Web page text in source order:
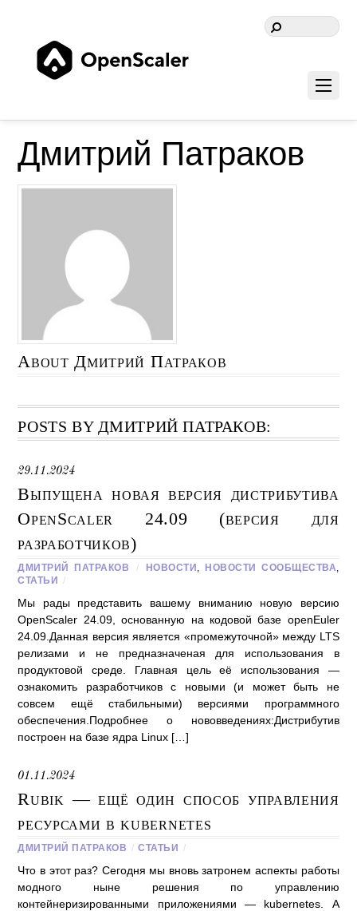
Дмитрий Патраков
AboutДмитрий Патраков
POSTS BY ДМИТРИЙ ПАТРАКОВ:
29.11.2024
Выпущена новая версия дистрибутива
OpenScaler 24.09 (версия для
разработчиков)
ДМИТРИЙ ПАТРАКОВ / НОВОСТИ , НОВОСТИ СООБЩЕСТВА,
СТАТЬИ /
Мы рады представить вашему вниманию новую версию
OpenScaler 24.09, основанную на кодовой базе openEuler
24.09.Данная версия является «промежуточной» между LTS
релизами и не предназначеная для использования в
продуктовой среде. Главная цель её использования —
ознакомить разработчиков с новыми (и может быть не
совсем ещё стабильными) версиями программного
обеспечения.Подробнее о нововведениях:Дистрибутив
построен на базе ядра Linux […]
01.11.2024
Rubik — ещё один способ управления
ресурсами в kubernetes
ДМИТРИЙ ПАТРАКОВ / СТАТЬИ /
Что в этот раз? Сегодня мы вновь затронем аспекты работы
модного ныне решения по управлению
контейнеризированными приложениями — kubernetes. А